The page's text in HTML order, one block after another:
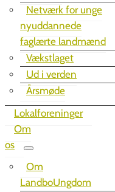
Netværk for unge
nyuddannede
faglærte landmænd
Vækstlaget
Ud i verden
Årsmøde
Lokalforeninger
Om
os
Om
LandboUngdom